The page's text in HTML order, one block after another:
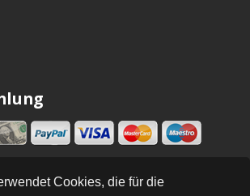
Cookies, die für die